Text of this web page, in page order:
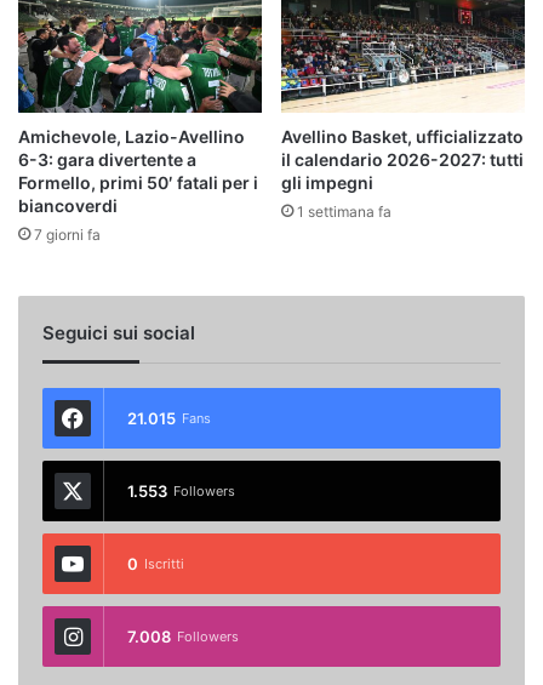
Amichevole, Lazio-Avellino
6-3: gara divertente a
Formello, primi 50′ fatali per i
biancoverdi
7 giorni fa
Avellino Basket, ufficializzato
il calendario 2026-2027: tutti
gli impegni
1 settimana fa
Seguici sui social
21.015 Fans
1.553 Followers
0 Iscritti
7.008 Followers